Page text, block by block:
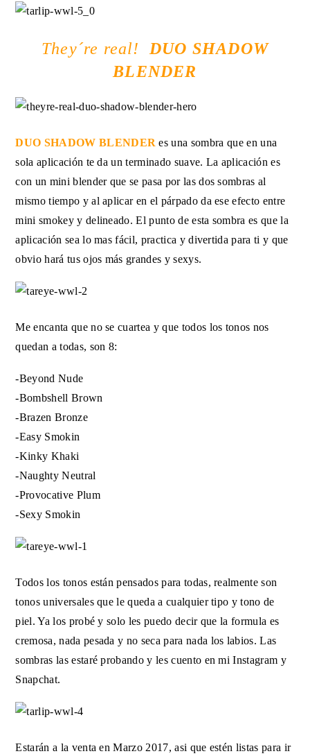
They´re real! DUO SHADOW
BLENDER
DUO SHADOW BLENDER es una sombra que en una
sola aplicación te da un terminado suave. La aplicación es
con un mini blender que se pasa por las dos sombras al
mismo tiempo y al aplicar en el párpado da ese efecto entre
mini smokey y delineado. El punto de esta sombra es que la
aplicación sea lo mas fácil, practica y divertida para ti y que
obvio hará tus ojos más grandes y sexys.
Me encanta que no se cuartea y que todos los tonos nos
quedan a todas, son 8:
-Beyond Nude
-Bombshell Brown
-Brazen Bronze
-Easy Smokin
-Kinky Khaki
-Naughty Neutral
-Provocative Plum
-Sexy Smokin
Todos los tonos están pensados para todas, realmente son
tonos universales que le queda a cualquier tipo y tono de
piel. Ya los probé y solo les puedo decir que la formula es
cremosa, nada pesada y no seca para nada los labios. Las
sombras las estaré probando y les cuento en mi Instagram y
Snapchat.
Estarán a la venta en Marzo 2017, asi que estén listas para ir